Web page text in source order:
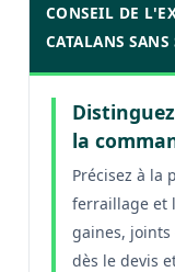
CONSEIL DE
CATALANS SANS
la
Précisez à la
ferraillage et
gaines, joints
dès le devis